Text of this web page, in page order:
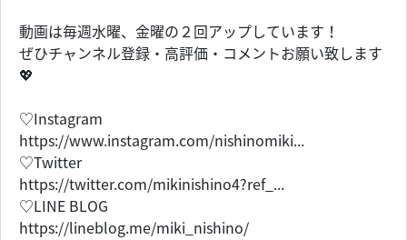
動画は毎週水曜、金曜の２回アップしています！
ぜひチャンネル登録・高評価・コメントお願い致します
💖
♡Instagram
https://www.instagram.com/nishinomiki...
♡Twitter
https://twitter.com/mikinishino4?ref_...
♡LINE BLOG
https://lineblog.me/miki_nishino/